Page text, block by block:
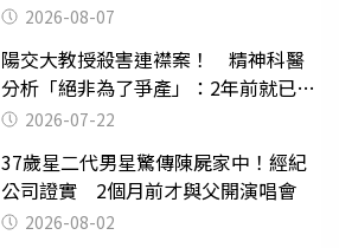
2026-08-07
陽交大教授殺害連襟案！ 精神科醫
分析「絕非為了爭產」：2年前就已言
行詭異
2026-07-22
37歲星二代男星驚傳陳屍家中！經紀
公司證實 2個月前才與父開演唱會
2026-08-02